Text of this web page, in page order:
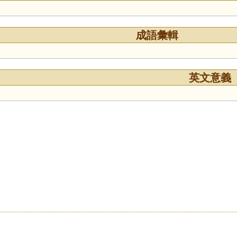
成語彙輯
英文意義